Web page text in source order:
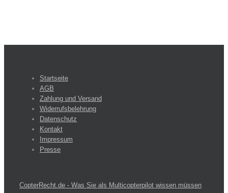
Startseite
AGB
Zahlung und Versand
Widerrufsbelehrung
Datenschutz
Kontakt
Impressum
Presse
CopterRecht.de - Was Sie als Multicopterpilot wissen müssen